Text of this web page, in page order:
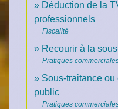
Déduction de la
professionnels
Fiscalité
Recourir à la
Pratiques
Sous-traitance
public
Pratiques